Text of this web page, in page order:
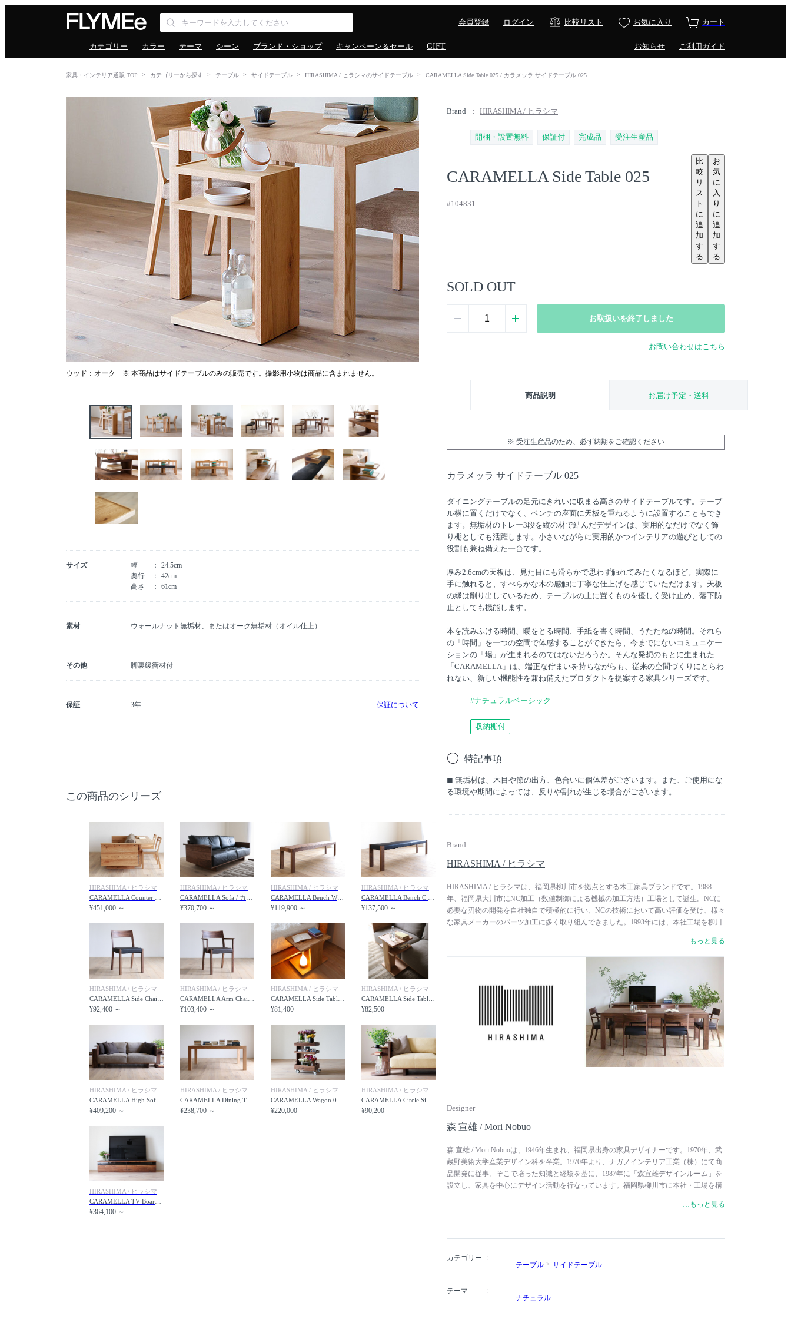
会員登録 ログイン 比較リスト お気に入り カート
カテゴリー カラー テーマ シーン ブランド・ショップ キャンペーン＆セール GIFT お知らせ ご利用ガイド
家具・インテリア通販 TOP カテゴリーから探す テーブル サイドテーブル HIRASHIMA / ヒラシマのサイドテーブル CARAMELLA Side Table 025 / カラメッラ サイドテーブル 025
Brand HIRASHIMA / ヒラシマ
開梱・設置無料 保証付 完成品 受注生産品
CARAMELLA Side Table 025
#104831
比
較
リ
ス
ト
に
追
加
す
る
お
気
に
入
り
に
追
加
す
る
SOLD OUT
お取扱いを終了しました
お問い合わせはこちら
商品説明 お届け予定・送料
※ 受注生産品のため、必ず納期をご確認ください
カラメッラ サイドテーブル 025
ダイニングテーブルの足元にきれいに収まる高さのサイドテーブルです。テーブ
ル横に置くだけでなく、ベンチの座面に天板を重ねるように設置することもでき
ます。無垢材のトレー3段を縦の材で結んだデザインは、実用的なだけでなく飾
り棚としても活躍します。小さいながらに実用的かつインテリアの遊びとしての
役割も兼ね備えた一台です。
厚み2.6cmの天板は、見た目にも滑らかで思わず触れてみたくなるほど。実際に
手に触れると、すべらかな木の感触に丁寧な仕上げを感じていただけます。天板
の縁は削り出しているため、テーブルの上に置くものを優しく受け止め、落下防
止としても機能します。
本を読みふける時間、暖をとる時間、手紙を書く時間、うたたねの時間。それら
の「時間」を一つの空間で体感することができたら、今までにないコミュニケー
ションの「場」が生まれるのではないだろうか。そんな発想のもとに生まれた
「CARAMELLA」は、端正な佇まいを持ちながらも、従来の空間づくりにとらわ
れない、新しい機能性を兼ね備えたプロダクトを提案する家具シリーズです。
#ナチュラルベーシック
収納棚付
特記事項
◼︎ 無垢材は、木目や節の出方、色合いに個体差がございます。また、ご使用にな
る環境や期間によっては、反りや割れが生じる場合がございます。
Brand
HIRASHIMA / ヒラシマ
HIRASHIMA / ヒラシマは、福岡県柳川市を拠点とする木工家具ブランドです。1988
年、福岡県大川市にNC加工（数値制御による機械の加工方法）工場として誕生。NCに
必要な刃物の開発を自社独自で積極的に行い、NCの技術において高い評価を受け、様々
な家具メーカーのパーツ加工に多く取り組んできました。1993年には、本社工場を柳川
のづくりを開始しました。直営店PIANO ISOLA（ピアノイソラ）も展開し、「心地よい
緊張感漂うミニマルな造形を、素材感たっぷりに。」をコンセプトに、「心地よさ」と
「緊張感」は相反するものではなく、共存するものとして、ものづくりをしています。
「心地よさ」とは、単なる手触りの話ではなく、日常で自分をワンランク上へと導いて
くれる「心地よい緊張感」を意味しています。住空間においても、安らぎの空間にもた
らされる心地よい緊張感は、暮らしに上質なリズムを生み出します。大人の佇まいが感
じられる、緩急のバランスが絶妙に保たれた空間こそ、HIRASHIMAが描く理想の空
間。インテリジェンスと常識、そして冒険心と情熱を兼ね備えた真の大人に捧げる「特
別な日常」を提案しています。
…もっと見る
Designer
森 宣雄 / Mori Nobuo
森 宣雄 / Mori Nobuoは、1946年生まれ、福岡県出身の家具デザイナーです。1970年、武
蔵野美術大学産業デザイン科を卒業。1970年より、ナガノインテリア工業（株）にて商
品開発に従事。そこで培った知識と経験を基に、1987年に「森宣雄デザインルーム」を
設立し、家具を中心にデザイン活動を行なっています。福岡県柳川市に本社・工場を構
ドなどのデザインを手掛けています。デザインコンセプトは「For Users, Sellers,
…もっと見る
カテゴリー
テーブル
サイドテーブル
テーマ
ナチュラル
ウッド：オーク ※ 本商品はサイドテーブルのみの販売です。撮影用小物は商品に含まれません。
サイズ 幅
24.5cm
奥行
42cm
高さ
61cm
素材 ウォールナット無垢材、またはオーク無垢材（オイル仕上）
その他 脚裏緩衝材付
保証 3年 保証について
この商品のシリーズ
HIRASHIMA / ヒラシマ
¥451,000 ～
HIRASHIMA / ヒラシマ
¥370,700 ～
HIRASHIMA / ヒラシマ
CARAMELLA Bench W / カラメッラ ベンチ W
¥119,900 ～
HIRASHIMA / ヒラシマ
¥137,500 ～
HIRASHIMA / ヒラシマ
¥92,400 ～
HIRASHIMA / ヒラシマ
¥103,400 ～
HIRASHIMA / ヒラシマ
¥81,400
HIRASHIMA / ヒラシマ
¥82,500
HIRASHIMA / ヒラシマ
¥409,200 ～
HIRASHIMA / ヒラシマ
CARAMELLA Dining Table / カラメッラ ダイニングテーブル
¥238,700 ～
HIRASHIMA / ヒラシマ
¥220,000
HIRASHIMA / ヒラシマ
¥90,200
HIRASHIMA / ヒラシマ
¥364,100 ～